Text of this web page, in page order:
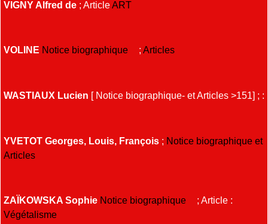
VIGNY Alfred de ; ArticleART
VOLINE Notice biographique ; Articles
WASTIAUX Lucien [ Notice biographique- et Articles >151] ; :
YVETOT Georges, Louis, François ; Notice biographique et
Articles
ZAÏKOWSKA Sophie Notice biographique
; Article :
Végétalisme